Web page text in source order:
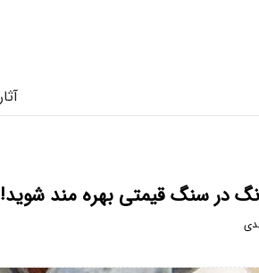
آثار
در سنگ قیمتی بهره مند شوید!